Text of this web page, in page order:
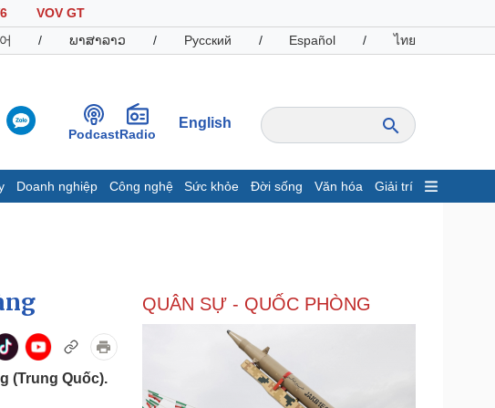
VOV GT
/ ພາສາລາວ / Русский / Español / ไทย
PodcastRadio
English
Doanh nghiệp Công nghệ Sức khỏe Đời sống Văn hóa Giải trí
Chứng khoán
Doanh nghiệp
Thông tin doanh nghiệp
Công nghệ
Sành điệu
(Trung Quốc).
QUÂN SỰ - QUỐC PHÒNG